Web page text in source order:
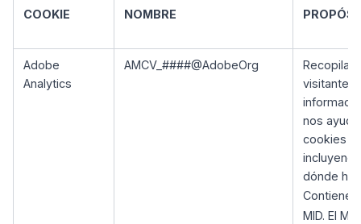
COOKIE NOMBRE
Adobe
Analytics
AMCV_####@AdobeOrg
Recopila
visitantes
nos
cookies
dónde
Contiene
MID. El